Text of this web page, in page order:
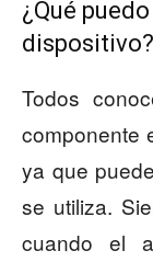
¿Qué
dispositivo?
Todos
componente
ya que
se utiliza.
cuando el